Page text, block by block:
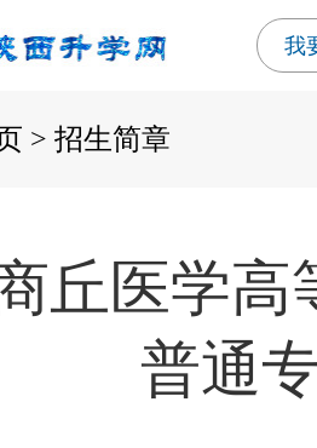
我
> 招生简章
丘医学高
普通